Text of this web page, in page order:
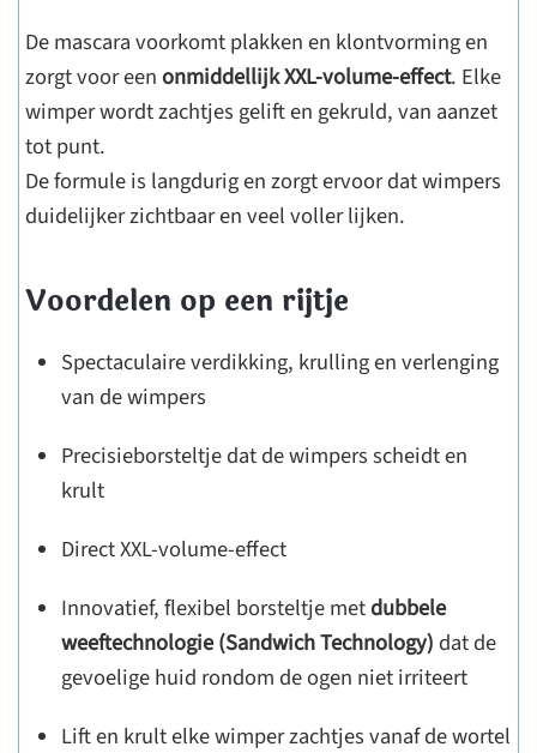
De mascara voorkomt plakken en klontvorming en
zorgt voor eenonmiddellijk XXL-volume-effect. Elke
wimper wordt zachtjes gelift en gekruld, van aanzet
tot punt.
De formule is langdurig en zorgt ervoor dat wimpers
duidelijker zichtbaar en veel voller lijken.
Voordelen op een rijtje
Spectaculaire verdikking, krulling en verlenging
van de wimpers
Precisieborsteltje dat de wimpers scheidt en
krult
Direct XXL-volume-effect
Innovatief, flexibel borsteltje metdubbele
weeftechnologie (Sandwich Technology)dat de
gevoelige huid rondom de ogen niet irriteert
Lift en krult elke wimper zachtjes vanaf de wortel